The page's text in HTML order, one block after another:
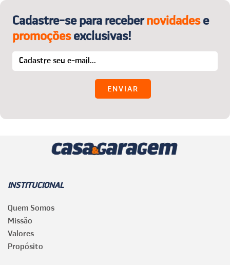
Cadastre-se para recebernovidadese
promoçõesexclusivas!
INSTITUCIONAL
Quem Somos
Missão
Valores
Propósito